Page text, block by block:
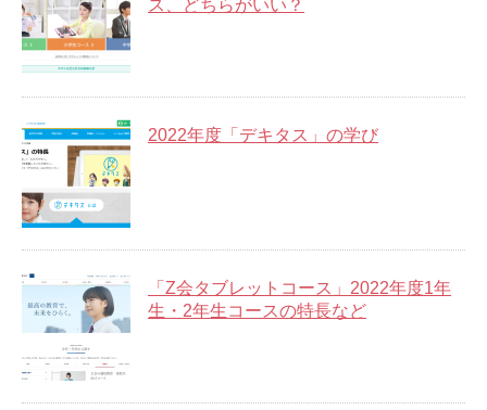
ス、どちらがいい？
2022年度「デキタス」の学び
「Z会タブレットコース」2022年度1年
生・2年生コースの特長など